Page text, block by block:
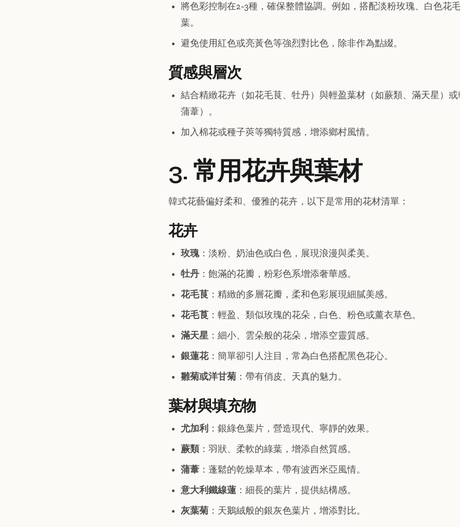
將色彩控制在2-3種，確保整體協調。例如，搭配淡粉玫瑰、白色花
葉。
避免使用紅色或亮黃色等強烈對比色，除非作為點綴。
質感與層次
結合精緻花卉（如花毛茛、牡丹）與輕盈葉材（如蕨類、滿天星）
蒲葦）。
加入棉花或種子莢等獨特質感，增添鄉村風情。
3. 常用花卉與葉材
韓式花藝偏好柔和、優雅的花卉，以下是常用的花材清單：
花卉
玫瑰：淡粉、奶油色或白色，展現浪漫與柔美。
牡丹 ：飽滿的花瓣，粉彩色系增添奢華感。
花毛茛 ：精緻的多層花瓣，柔和色彩展現細膩美感。
花毛莨 ：輕盈、類似玫瑰的花朵，白色、粉色或薰衣草色。
滿天星 ：細小、雲朵般的花朵，增添空靈質感。
銀蓮花：簡單卻引人注目，常為白色搭配黑色花心。
雛菊或洋甘菊 ：帶有俏皮、天真的魅力。
葉材與填充物
尤加利 ：銀綠色葉片，營造現代、寧靜的效果。
蕨類 ：羽狀、柔軟的綠葉，增添自然質感。
蒲葦 ：蓬鬆的乾燥草本，帶有波西米亞風情。
意大利鐵線蓮 ：細長的葉片，提供結構感。
灰葉菊 ：天鵝絨般的銀灰色葉片，增添對比。